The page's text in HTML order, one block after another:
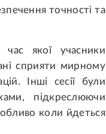
точності та
якої учасники
сприяти мирному
Інші сесії були
підкреслюючи
коли йдеться